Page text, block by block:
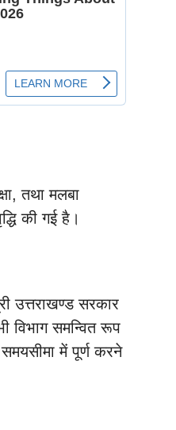
तथा मलबा
की गई है।
उत्तराखण्ड सरकार
विभाग समन्वित रूप
समयसीमा में पूर्ण करने